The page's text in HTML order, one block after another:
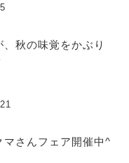
、秋の味覚をかぶり
マさんフェア開催中^